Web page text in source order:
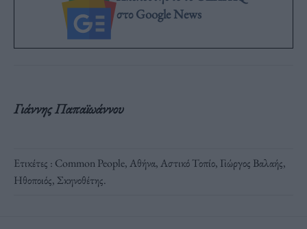
στο Google News
Γιάννης Παπαϊωάννου
Ετικέτες : Common People,Αθήνα,Αστικό Τοπίο, Γιώργος Βαλαής,
Ηθοποιός, Σκηνοθέτης.